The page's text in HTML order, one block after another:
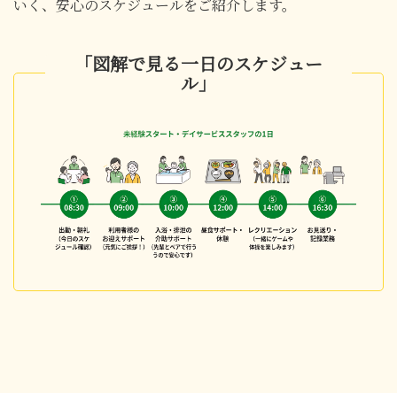
いく、安心のスケジュールをご紹介します。
「図解で見る一日のスケジュー
ル」